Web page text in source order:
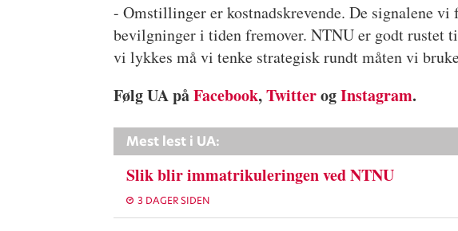
- Omstillinger er kostnadskrevende. De signalene
bevilgninger i tiden fremover. NTNU er godt rustet
vi lykkes må vi tenke strategisk rundt måten vi
Følg UA påFacebook,TwitterogInstagram.
Mest lest i UA:
Slik blir immatrikuleringen ved NTNU
3 DAGER SIDEN